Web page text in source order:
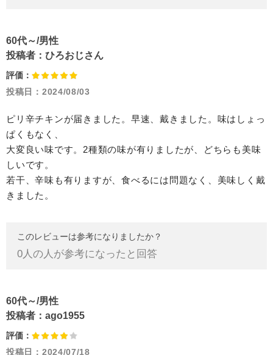
60代～/男性
投稿者： ひろおじさん
評価：
投稿日： 2024/08/03
ピリ辛チキンが届きました。早速、戴きました。味はしょっ
ぱくもなく、
大変良い味です。2種類の味が有りましたが、どちらも美味
しいです。
若干、辛味も有りますが、食べるには問題なく、美味しく戴
きました。
このレビューは参考になりましたか？
0人の人が参考になったと回答
60代～/男性
投稿者： ago1955
評価：
投稿日： 2024/07/18